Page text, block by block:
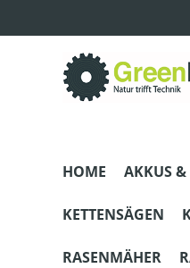
HOME AKKUS &
KETTENSÄGEN
RASENMÄHER